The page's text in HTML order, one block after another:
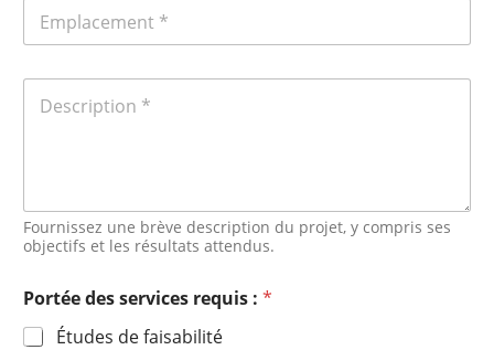
Fournissez une brève description du projet, y compris ses
objectifs et les résultats attendus.
Portée des services requis : *
Études de faisabilité